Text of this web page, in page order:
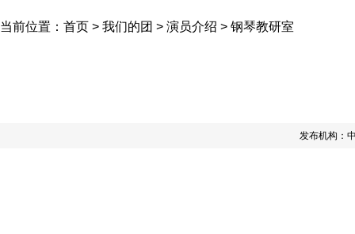
当前位置： 首页 > 我们的团 > 演员介绍 > 钢琴教研室
发布机构：